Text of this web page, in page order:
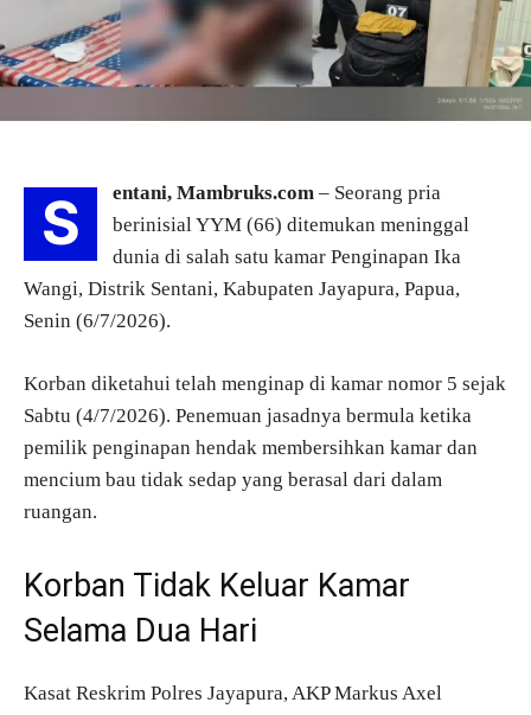
S entani, Mambruks.com – Seorang pria
berinisial YYM (66) ditemukan meninggal
dunia di salah satu kamar Penginapan Ika
Wangi, Distrik Sentani, Kabupaten Jayapura, Papua,
Senin (6/7/2026).
Korban diketahui telah menginap di kamar nomor 5 sejak
Sabtu (4/7/2026). Penemuan jasadnya bermula ketika
pemilik penginapan hendak membersihkan kamar dan
mencium bau tidak sedap yang berasal dari dalam
ruangan.
Korban Tidak Keluar Kamar
Selama Dua Hari
Kasat Reskrim Polres Jayapura, AKP Markus Axel